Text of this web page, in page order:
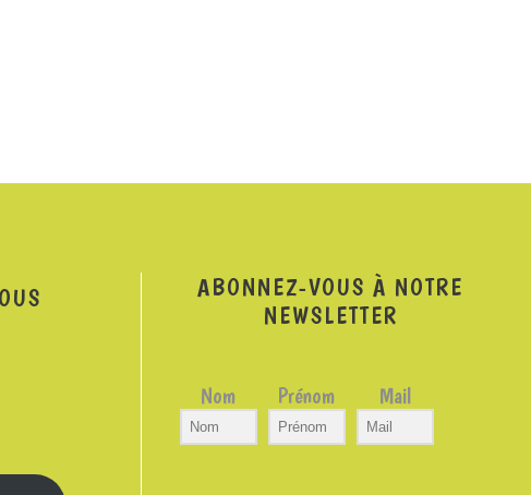
ABONNEZ-VOUS À NOTRE
NEWSLETTER
Nom Prénom Mail